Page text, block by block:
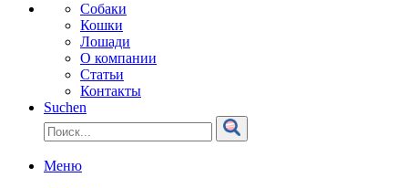
Собаки
Кошки
Лошади
О компании
Статьи
Контакты
Suchen
Меню